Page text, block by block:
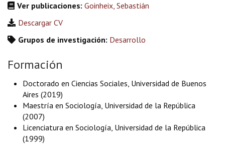
Ver publicaciones: Goinheix, Sebastián
Descargar CV
Grupos de investigación: Desarrollo
Formación
Doctorado en Ciencias Sociales, Universidad de Buenos
Aires (2019)
Maestría en Sociología, Universidad de la República
(2007)
Licenciatura en Sociología, Universidad de la República
(1999)